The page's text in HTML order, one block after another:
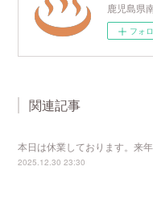
鹿児島県
フォ
関連記事
本日は休業しております。来
2025.12.30 23:30